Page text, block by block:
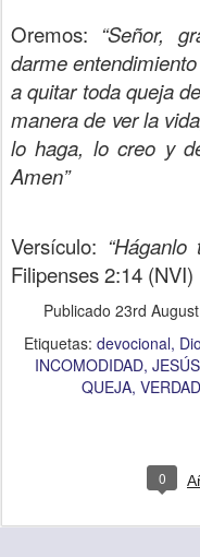
Oremos: “Señor,
darme
a quitar toda queja
manera de ver la
lo haga, lo creo y
Amen”
Versículo:
Filipenses 2:14 (NVI)
Publicado 23rd
Etiquetas: devocional
INCOMODIDAD JESÚS
QUEJA
0